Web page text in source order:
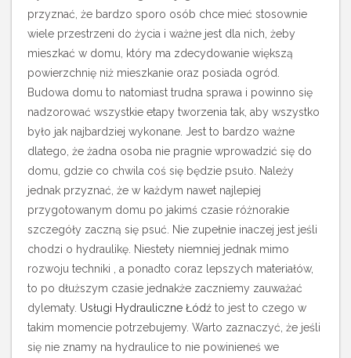
przyznać, że bardzo sporo osób chce mieć stosownie
wiele przestrzeni do życia i ważne jest dla nich, żeby
mieszkać w domu, który ma zdecydowanie większą
powierzchnię niż mieszkanie oraz posiada ogród.
Budowa domu to natomiast trudna sprawa i powinno się
nadzorować wszystkie etapy tworzenia tak, aby wszystko
było jak najbardziej wykonane. Jest to bardzo ważne
dlatego, że żadna osoba nie pragnie wprowadzić się do
domu, gdzie co chwila coś się będzie psuło. Należy
jednak przyznać, że w każdym nawet najlepiej
przygotowanym domu po jakimś czasie różnorakie
szczegóły zaczną się psuć. Nie zupełnie inaczej jest jeśli
chodzi o hydraulikę. Niestety niemniej jednak mimo
rozwoju techniki , a ponadto coraz lepszych materiałów,
to po dłuższym czasie jednakże zaczniemy zauważać
dylematy. Usługi Hydrauliczne Łódź to jest to czego w
takim momencie potrzebujemy. Warto zaznaczyć, że jeśli
się nie znamy na hydraulice to nie powinieneś we